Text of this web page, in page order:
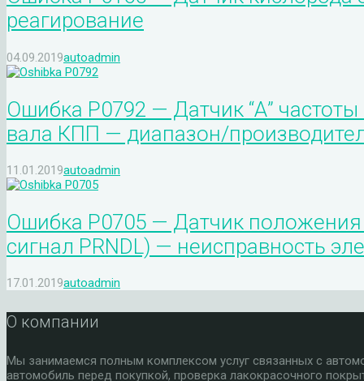
реагирование
04.09.2019autoadmin
Ошибка P0792 — Датчик “А”
вала КПП — диапазон/
11.01.2019autoadmin
Ошибка P0705 — Датчик
сигнал PRNDL) — неисправность
17.01.2019autoadmin
О компании
Мы занимаемся полным комплексом услуг связанных с
автомобиль перед покупкой, проверка лакокрасочного